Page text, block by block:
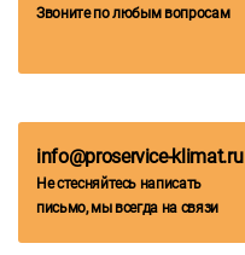
Звоните по любым вопросам
info@proservice-klimat.ru
Не стесняйтесь написать
письмо, мы всегда на связи